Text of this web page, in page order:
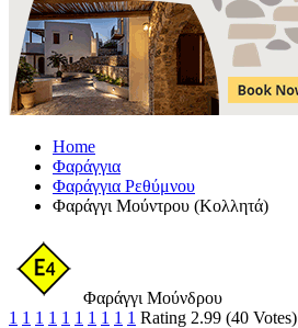
Home
Φαράγγια
Φαράγγια Ρεθύμνου
Φαράγγι Μούντρου (Κολλητά)
Φαράγγι Μούνδρου
1 1 1 1 1 1 1 1 1 1 Rating 2.99 (40 Votes)